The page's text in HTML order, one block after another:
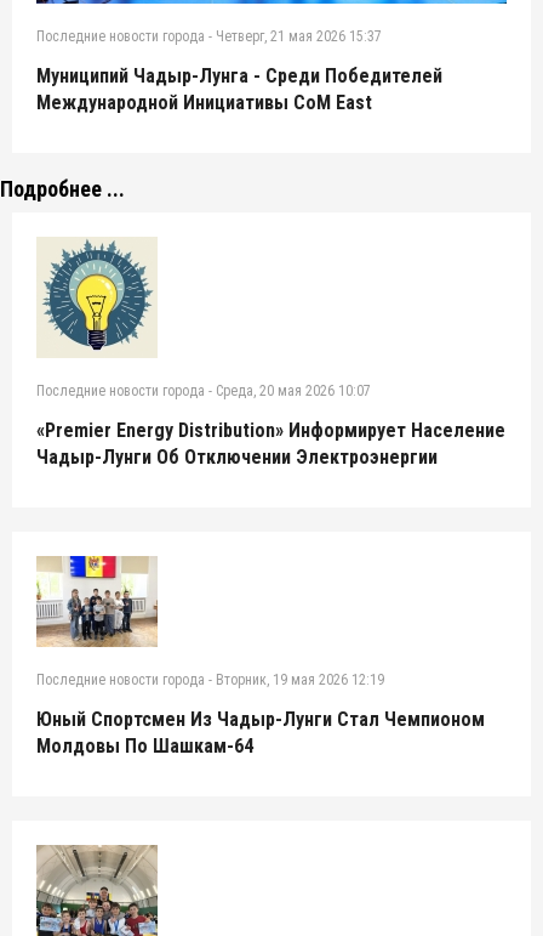
Последние новости города - Четверг, 21 мая 2026 15:37
Муниципий Чадыр-Лунга - Среди Победителей
Международной Инициативы CoM East
Подробнее ...
Последние новости города - Среда, 20 мая 2026 10:07
«Premier Energy Distribution» Информирует Население
Чадыр-Лунги Об Отключении Электроэнергии
Последние новости города - Вторник, 19 мая 2026 12:19
Юный Спортсмен Из Чадыр-Лунги Стал Чемпионом
Молдовы По Шашкам-64